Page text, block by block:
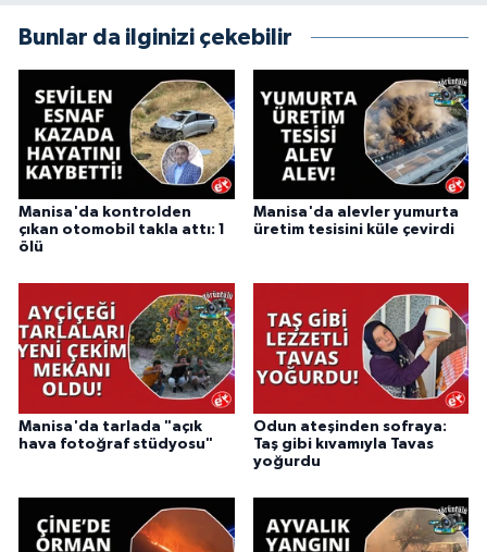
Bunlar da ilginizi çekebilir
Manisa'da kontrolden
çıkan otomobil takla attı: 1
ölü
Manisa'da alevler yumurta
üretim tesisini küle çevirdi
Manisa'da tarlada "açık
hava fotoğraf stüdyosu"
Odun ateşinden sofraya:
Taş gibi kıvamıyla Tavas
yoğurdu